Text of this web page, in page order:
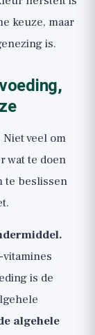
keuze, maar
is.
veel om
wat te doen
te beslissen
is de
algehele